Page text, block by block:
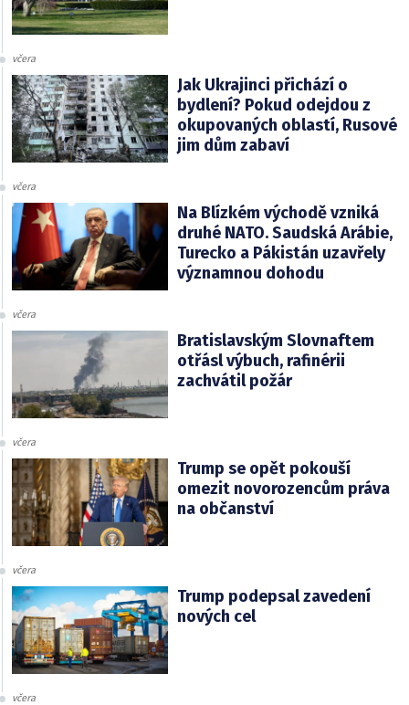
včera
Jak Ukrajinci přichází o
bydlení? Pokud odejdou z
okupovaných oblastí, Rusové
jim dům zabaví
včera
Na Blízkém východě vzniká
druhé NATO. Saudská Arábie,
Turecko a Pákistán uzavřely
významnou dohodu
včera
Bratislavským Slovnaftem
otřásl výbuch, rafinérii
zachvátil požár
včera
Trump se opět pokouší
omezit novorozencům práva
na občanství
včera
Trump podepsal zavedení
nových cel
včera